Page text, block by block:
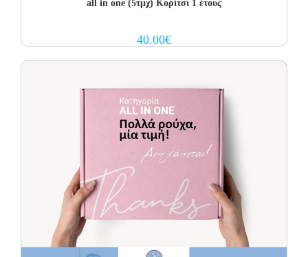
all in one (5τμχ) Κορίτσι 1 έτους
40.00€